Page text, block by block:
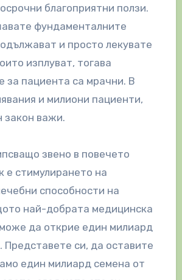
благоприятни ползи.
фундаменталните
и просто лекувате
изплуват, тогава
за пациента са мрачни. В
и милиони пациенти,
закон важи.
звено в повечето
е стимулирането на
способности на
най-добрата медицинска
да открие един милиард
Представете си, да оставите
един милиард семена от